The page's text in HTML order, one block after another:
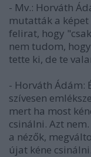
- Mv.: Horváth
mutatták a
felirat, hogy
nem tudom,
tette ki, de te
- Horváth Ádám:
szívesen
mert ha most
csinálni. Azt
a nézők,
újat kéne csinálni.